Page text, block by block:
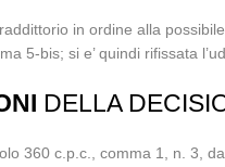
in ordine alla
5-bis; si e’ quindi rifissata
DELLA
360 c.p.c., comma 1, n. 3,